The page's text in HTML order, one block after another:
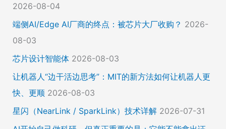
2026-08-04
端侧AI/Edge AI厂商的终点：被芯片大厂收购？ 2026-
08-03
芯片设计智能体 2026-08-03
让机器人“边干活边思考”：MIT的新方法如何让机器人更
快、更顺 2026-08-03
星闪（NearLink / SparkLink）技术详解 2026-07-31